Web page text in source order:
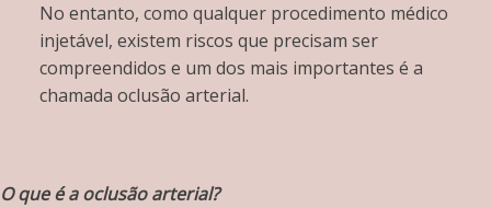
No entanto, como qualquer procedimento médico
injetável, existem riscos que precisam ser
compreendidos e um dos mais importantes é a
chamada oclusão arterial.
O que é a oclusão arterial?